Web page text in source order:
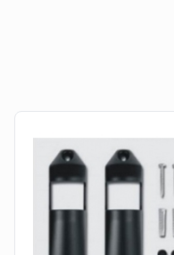
gagner du temps
éprouver de difficultés